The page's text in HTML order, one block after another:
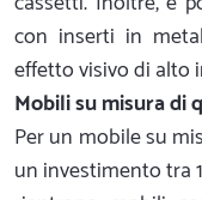
con inserti in
effetto visivo di alto
Mobili su misura di
Per un mobile su
un investimento tra